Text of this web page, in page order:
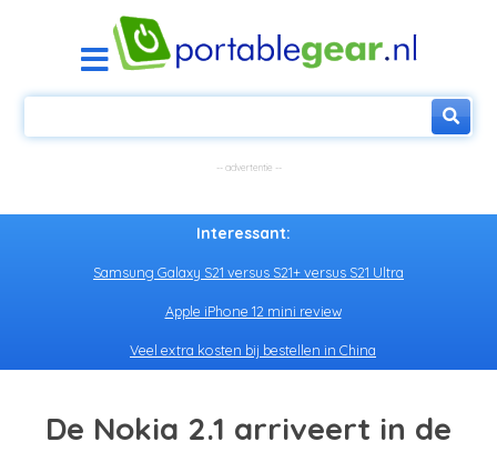
Interessant:
Samsung Galaxy S21 versus S21+ versus S21 Ultra
Apple iPhone 12 mini review
Veel extra kosten bij bestellen in China
De Nokia 2.1 arriveert in de